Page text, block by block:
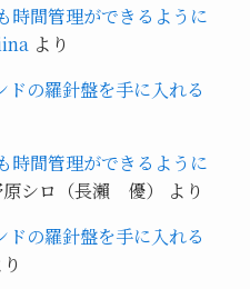
時間管理ができるように
より
の羅針盤を手に入れる
時間管理ができるように
シロ（長瀨 優）
より
の羅針盤を手に入れる